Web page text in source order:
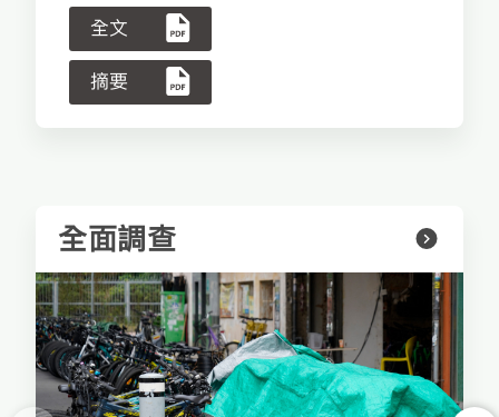
全文
摘要
全面調查